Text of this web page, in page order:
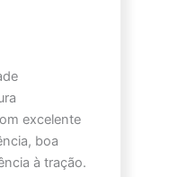
excelente
boa
à tração.